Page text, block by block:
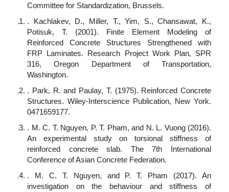
Committee for Standardization, Brussels.
. Kachlakev, D., Miller, T., Yim, S., Chansawat, K.,
Potisuk, T. (2001). Finite Element Modeling of
Reinforced Concrete Structures Strengthened with
FRP Laminates. Research Project Work Plan, SPR
316, Oregon Department of Transportation,
Washington.
. Park, R. and Paulay, T. (1975). Reinforced Concrete
Structures. Wiley-Interscience Publication, New York.
0471659177.
. M. C. T. Nguyen, P. T. Pham, and N. L. Vuong (2016).
An experimental study on torsional stiffness of
reinforced concrete slab. The 7th International
Conference of Asian Concrete Federation.
. M. C. T. Nguyen, and P. T. Pham (2017). An
investigation on the behaviour and stiffness of